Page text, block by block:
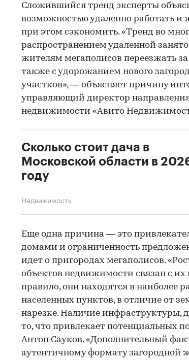
Сложившийся тренд эксперты
возможностью удаленно работать и
при этом сэкономить. «Тренд во
распространением удаленной
жителям мегаполисов переезжать за
также с удорожанием нового
участков», — объясняет причину
управляющий директор
недвижимости «Авито
Сколько стоит дача в
Московской области в
году
Недвижимость
Еще одна причина — это
домами и ограниченность
идет о пригородах мегаполисов.
объектов недвижимости связан с
правило, они находятся в наиболее
населенных пунктов, в отличие от
нарезке. Наличие инфраструктуры,
то, что привлекает потенциальных
Антон Сауков. «Дополнительный
аутентичному формату загородной